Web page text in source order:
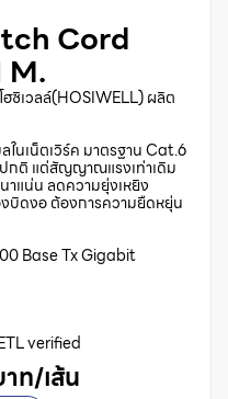
Cord
M.
ซิเวลล์(HOSIWELL) ผลิต
ในเน็ตเวิร์ค มาตรฐาน Cat.6
กติ แต่สัญญาณแรงเท่าเดิม
าแน่น ลดความยุ่งเหยิง
บิดงอ ต้องการความยืดหยุ่น
Base Tx Gigabit
verified
ท/เส้น